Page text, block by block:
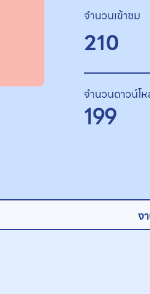
จำนวนเข้าชม
210
จำนวนดาวน์โ
199
ง